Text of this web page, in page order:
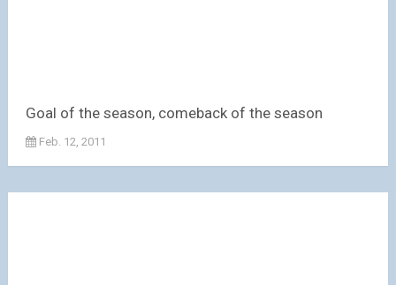
Goal of the season, comeback of the season
Feb. 12, 2011